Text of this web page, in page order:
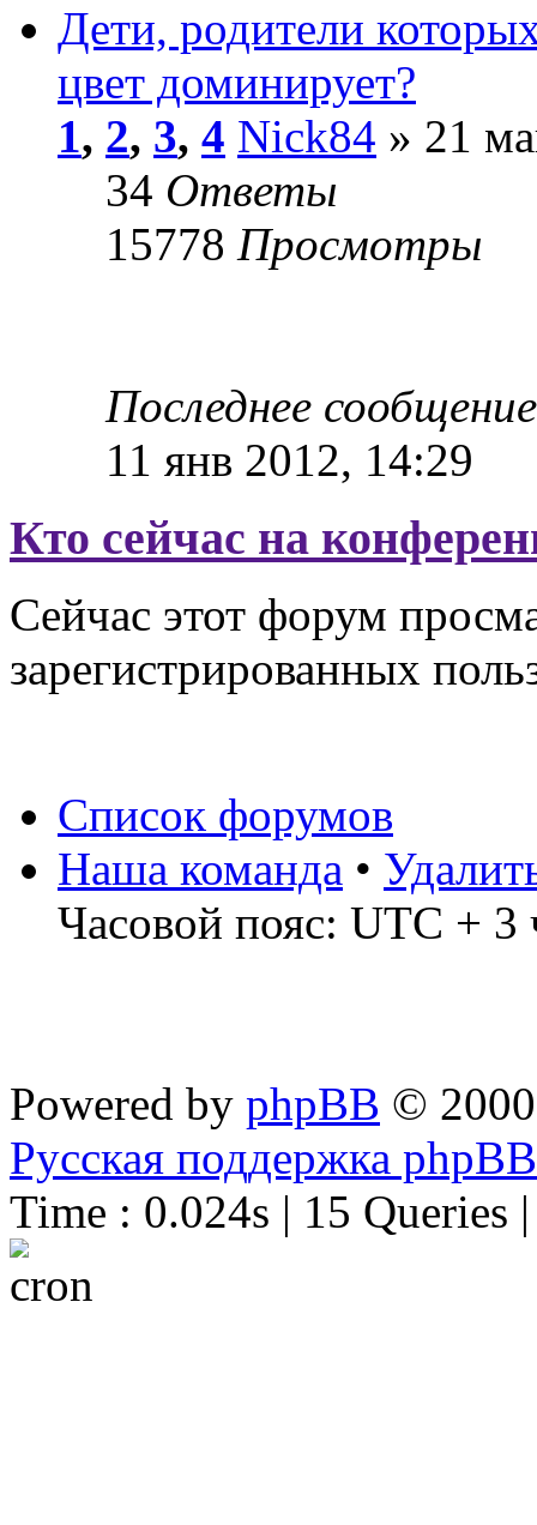
Дети, родители
цвет доминирует?
1, 2, 3, 4 Nick84 » 21
34 Ответы
15778 Просмотры
Последнее
11 янв 2012, 14:29
Кто сейчас на
Сейчас этот форум
зарегистрированных
Список форумов
Наша команда •
Часовой пояс: UTC + 3
Powered by phpBB ©
Русская поддержка phpBB
Time : 0.024s | 15 Queries